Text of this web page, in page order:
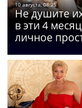
10 августа, 08:25
Не душите
в эти 4
личное